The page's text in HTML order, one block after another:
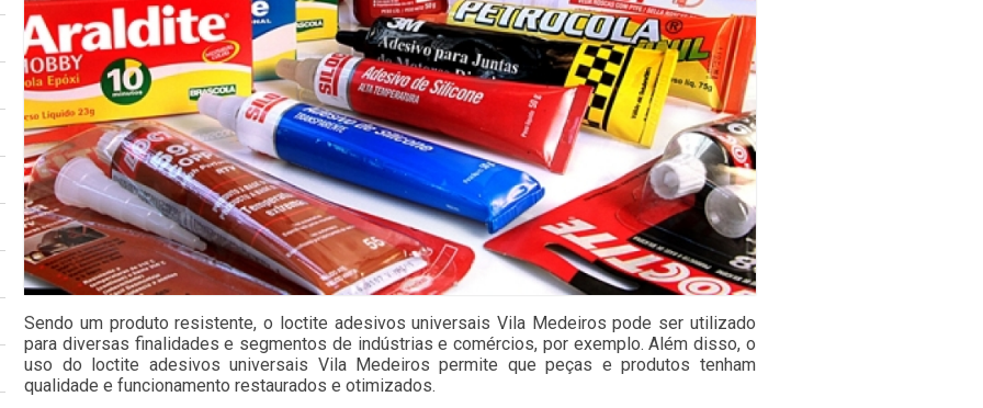
Sendo um produto resistente, o loctite adesivos universais Vila Medeiros pode ser utilizado
para diversas finalidades e segmentos de indústrias e comércios, por exemplo. Além disso, o
uso do loctite adesivos universais Vila Medeiros permite que peças e produtos tenham
qualidade e funcionamento restaurados e otimizados.